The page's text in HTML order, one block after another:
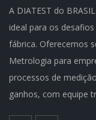
A DIATEST do
ideal para os
fábrica. Oferecemos
Metrologia para
processos de
ganhos, com equipe